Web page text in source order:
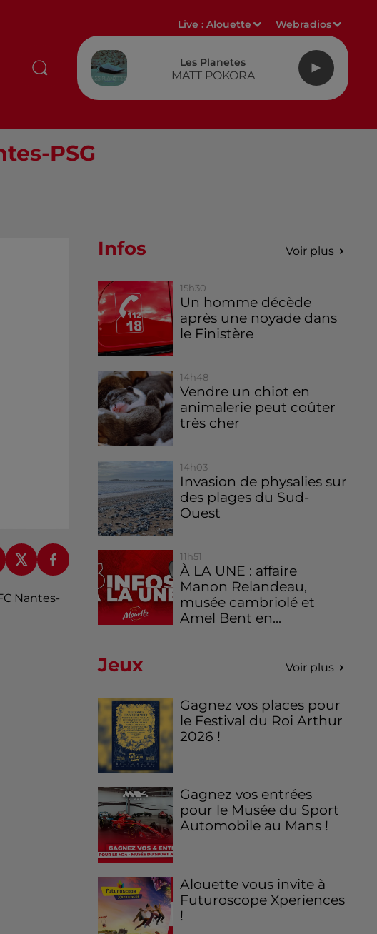
Live :Alouette Webradios
Les Planetes
MATT POKORA
PSG
Nantes-
Infos Voir plus
15h30
Un homme décède
après une noyade dans
le Finistère
14h48
Vendre un chiot en
animalerie peut coûter
très cher
14h03
Invasion de physalies sur
des plages du Sud-
Ouest
11h51
À LA UNE : affaire
Manon Relandeau,
musée cambriolé et
Amel Bent en...
Jeux Voir plus
Gagnez vos places pour
le Festival du Roi Arthur
2026 !
Gagnez vos entrées
pour le Musée du Sport
Automobile au Mans !
Alouette vous invite à
Futuroscope Xperiences
!